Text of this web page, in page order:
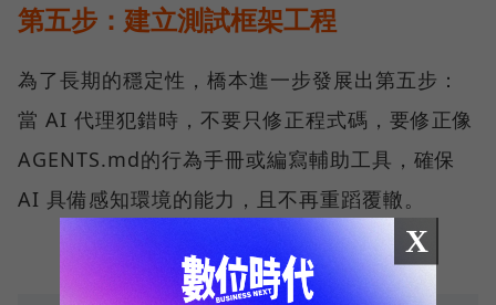
第五步：建立測試框架工程
為了長期的穩定性，橋本進一步發展出第五步：
當 AI 代理犯錯時，不要只修正程式碼，要修正像
AGENTS.md的行為手冊或編寫輔助工具，確保
AI 具備感知環境的能力，且不再重蹈覆轍。
X